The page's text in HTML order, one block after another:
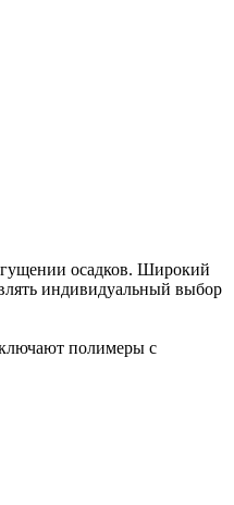
осадков. Широкий
индивидуальный выбор
полимеры с